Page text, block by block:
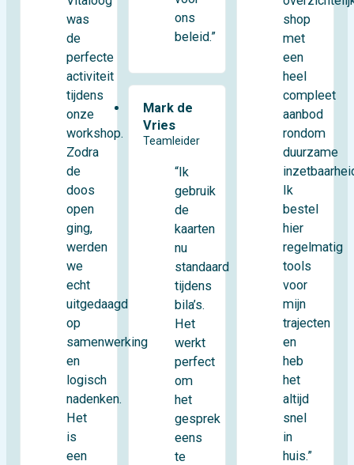
was
de
perfecte
activiteit
tijdens
onze
workshop.
Zodra
de
doos
open
ging,
werden
we
echt
uitgedaagd
op
samenwerking
en
logisch
nadenken.
Het
is
een
ons
beleid.”
Mark de
Vries
Teamleider
“Ik
gebruik
de
kaarten
nu
standaard
tijdens
bila’s.
Het
werkt
perfect
om
het
gesprek
eens
te
shop
met
een
heel
compleet
aanbod
rondom
duurzame
Ik
bestel
hier
regelmatig
tools
voor
mijn
trajecten
en
heb
het
altijd
snel
in
huis.”